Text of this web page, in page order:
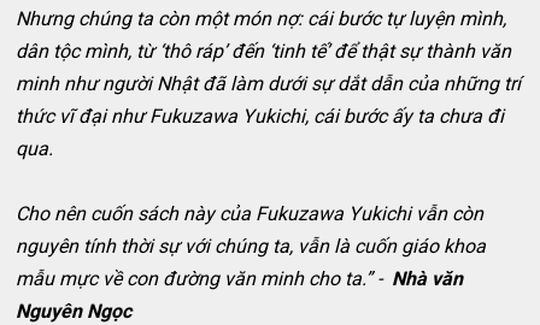
Nhưng chúng ta còn một món nợ: cái bước tự luyện mình,
dân tộc mình, từ ‘thô ráp’ đến ‘tinh tế’ để thật sự thành văn
minh như người Nhật đã làm dưới sự dắt dẫn của những trí
thức vĩ đại như Fukuzawa Yukichi, cái bước ấy ta chưa đi
qua.
Cho nên cuốn sách này của Fukuzawa Yukichi vẫn còn
nguyên tính thời sự với chúng ta, vẫn là cuốn giáo khoa
mẫu mực về con đường văn minh cho ta.” - Nhà văn
Nguyên Ngọc